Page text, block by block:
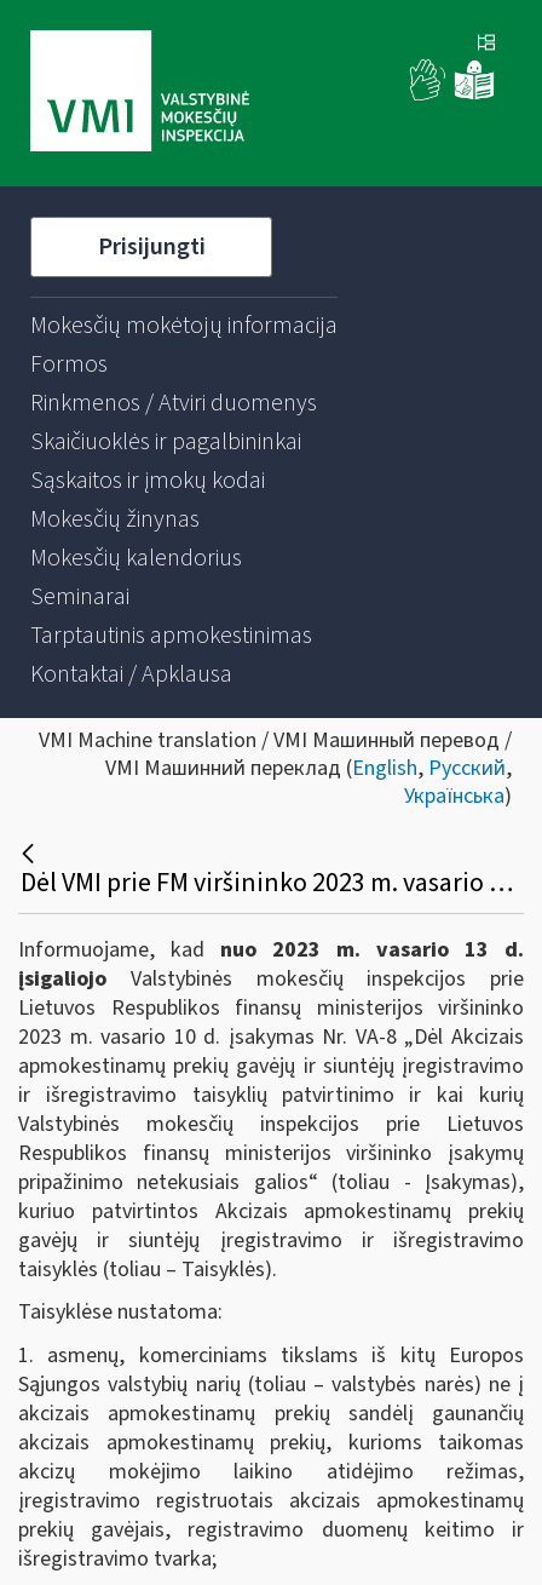
Prisijungti
Mokesčių mokėtojų informacija
Formos
Rinkmenos / Atviri duomenys
Skaičiuoklės ir pagalbininkai
Sąskaitos ir įmokų kodai
Mokesčių žinynas
Mokesčių kalendorius
Seminarai
Tarptautinis apmokestinimas
Kontaktai / Apklausa
VMI Machine translation / VMI Машинный перевод /
VMI Машинний переклад (English, Русский,
Українська)
Dėl VMI prie FM viršininko 2023 m. vasario 10 d. įsakymo Nr. VA-8
Informuojame, kad nuo 2023 m. vasario 13 d.
įsigaliojo Valstybinės mokesčių inspekcijos prie
Lietuvos Respublikos finansų ministerijos viršininko
2023 m. vasario 10 d. įsakymas Nr. VA-8 „Dėl Akcizais
apmokestinamų prekių gavėjų ir siuntėjų įregistravimo
ir išregistravimo taisyklių patvirtinimo ir kai kurių
Valstybinės mokesčių inspekcijos prie Lietuvos
Respublikos finansų ministerijos viršininko įsakymų
pripažinimo netekusiais galios“ (toliau - Įsakymas),
kuriuo patvirtintos Akcizais apmokestinamų prekių
gavėjų ir siuntėjų įregistravimo ir išregistravimo
taisyklės (toliau – Taisyklės).
Taisyklėse nustatoma:
1. asmenų, komerciniams tikslams iš kitų Europos
Sąjungos valstybių narių (toliau – valstybės narės) ne į
akcizais apmokestinamų prekių sandėlį gaunančių
akcizais apmokestinamų prekių, kurioms taikomas
akcizų mokėjimo laikino atidėjimo režimas,
įregistravimo registruotais akcizais apmokestinamų
prekių gavėjais, registravimo duomenų keitimo ir
išregistravimo tvarka;